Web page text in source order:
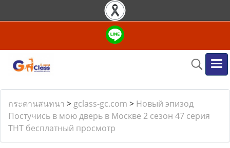
กระดานสนทนา > gclass-gc.com > Новый эпизод
Постучись в мою дверь в Москве 2 сезон 47 серия
ТНТ бесплатный просмотр